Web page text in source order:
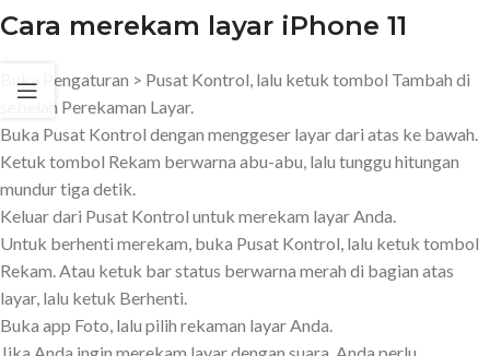
Cara merekam layar iPhone 11
Buka Pengaturan > Pusat Kontrol, lalu ketuk tombol Tambah di
sebelah Perekaman Layar.
Buka Pusat Kontrol dengan menggeser layar dari atas ke bawah.
Ketuk tombol Rekam berwarna abu-abu, lalu tunggu hitungan
mundur tiga detik.
Keluar dari Pusat Kontrol untuk merekam layar Anda.
Untuk berhenti merekam, buka Pusat Kontrol, lalu ketuk tombol
Rekam. Atau ketuk bar status berwarna merah di bagian atas
layar, lalu ketuk Berhenti.
Buka app Foto, lalu pilih rekaman layar Anda.